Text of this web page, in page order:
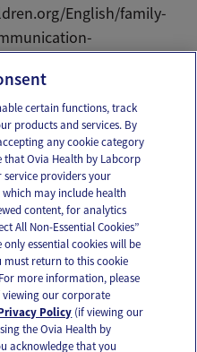
English/family-
certain functions, track
products and services. By
any cookie category
that Ovia Health by Labcorp
providers your
may include health
content, for analytics
All Non-Essential Cookies”
essential cookies will be
must return to this cookie
more information, please
viewing our corporate
Policy (if viewing our
the Ovia Health by
acknowledge that you